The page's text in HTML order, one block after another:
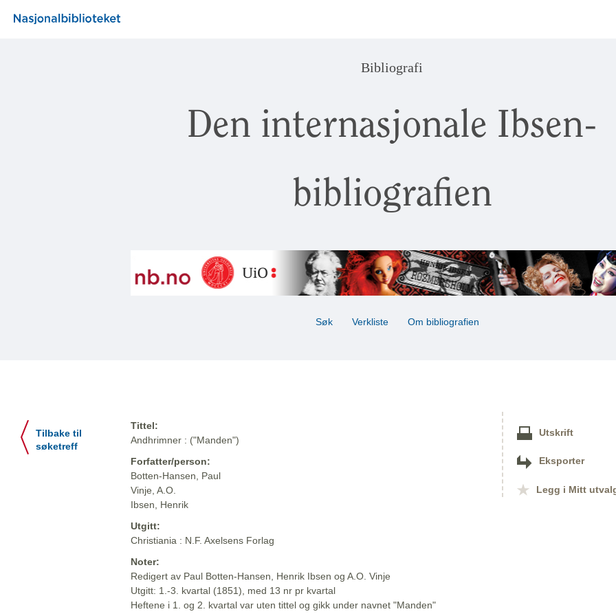
Bibliografi
Den internasjonale Ibsen-
bibliografien
Søk Verkliste Om bibliografien
Tilbake til
søketreff
Tittel:
Andhrimner : ("Manden")
Forfatter/person:
Botten-Hansen, Paul
Vinje, A.O.
Ibsen, Henrik
Utgitt:
Christiania : N.F. Axelsens Forlag
Noter:
Redigert av Paul Botten-Hansen, Henrik Ibsen og A.O. Vinje
Utgitt: 1.-3. kvartal (1851), med 13 nr pr kvartal
Heftene i 1. og 2. kvartal var uten tittel og gikk under navnet "Manden"
Utskrift
Eksporter
Legg i Mitt